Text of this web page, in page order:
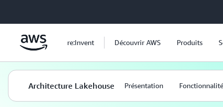
re:Invent Découvrir AWS Produits
Architecture Lakehouse Présentation